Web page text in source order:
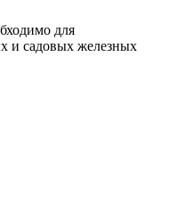
для
и садовых железных